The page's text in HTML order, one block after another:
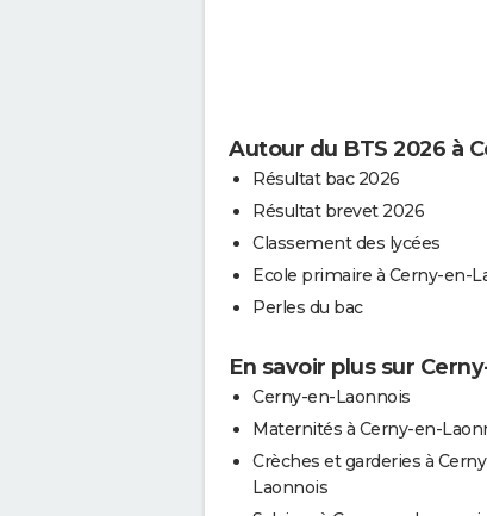
Autour du BTS 2026 à
Résultat bac 2026
Résultat brevet 2026
Classement des lycées
Ecole primaire à Cerny-en-
Perles du bac
En savoir plus sur
Cerny-en-Laonnois
Maternités à Cerny-en-
Crèches et garderies à
Laonnois